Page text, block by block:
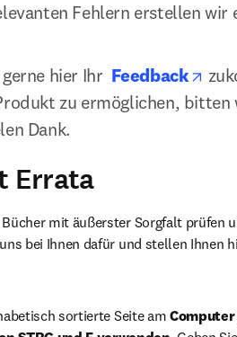
Fehlern erstellen
hier Ihr Feedback
zu ermöglichen, bitten
Dank.
Errata
mit äußerster Sorgfalt prüfen
bei Ihnen dafür und stellen Ihnen
sortierte Seite am Computer